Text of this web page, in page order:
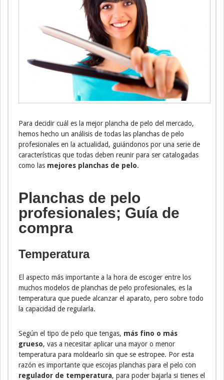
Para decidir cuál es la mejor plancha de pelo del mercado,
hemos hecho un análisis de todas las planchas de pelo
profesionales en la actualidad, guiándonos por una serie de
características que todas deben reunir para ser catalogadas
como las mejores planchas de pelo.
Planchas de pelo
profesionales; Guía de
compra
Temperatura
El aspecto más importante a la hora de escoger entre los
muchos modelos de planchas de pelo profesionales, es la
temperatura que puede alcanzar el aparato, pero sobre todo
la capacidad de regularla.
Según el tipo de pelo que tengas, más fino o más
grueso, vas a necesitar aplicar una mayor o menor
temperatura para moldearlo sin que se estropee. Por esta
razón es importante que escojas planchas para el pelo con
regulador de temperatura, para poder bajarla si tienes el